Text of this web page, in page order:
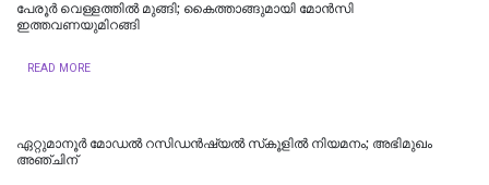
പേരൂർ വെള്ളത്തിൽ മുങ്ങി; കൈത്താങ്ങുമായി മോൻസി
ഇത്തവണയുമിറങ്ങി
READ MORE
ഏറ്റുമാനൂർ മോഡൽ റസിഡൻഷ്യൽ സ്‌കൂളിൽ നിയമനം; അഭിമുഖം
അഞ്ചിന്